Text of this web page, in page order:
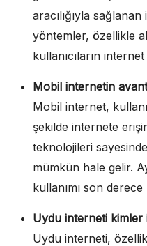
aracılığıyla
yöntemler, özellikle
kullanıcıların
Mobil internetin
Mobil internet,
şekilde internete
teknolojileri
mümkün hale gelir.
kullanımı son
Uydu interneti
Uydu interneti,